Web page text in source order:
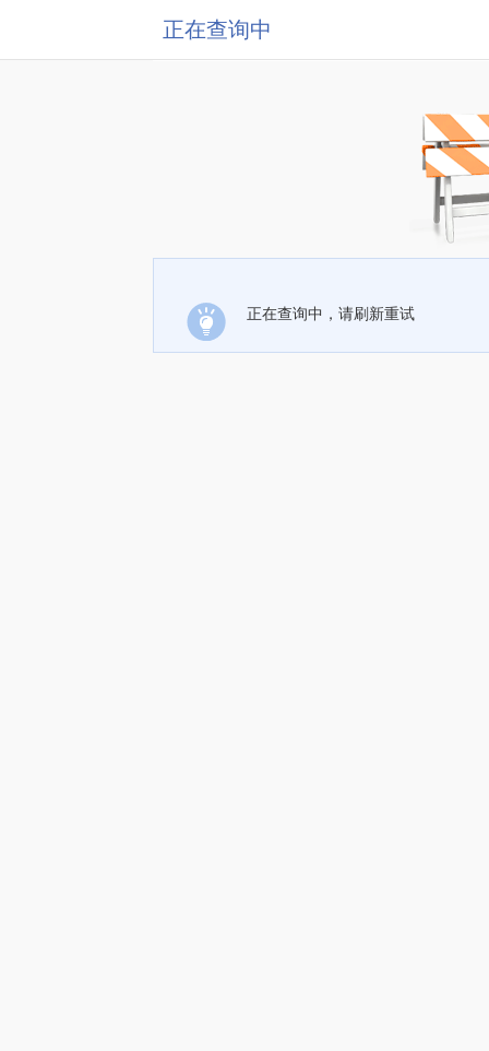
正在查询中
正在查询中，请刷新重试